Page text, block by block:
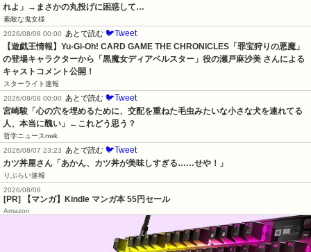
れよ」→まさかの丸投げに困惑して…
素敵な鬼女様
2026/08/08 00:00
あとで読む 🐦Tweet
【遊戯王情報】Yu-Gi-Oh! CARD GAME THE CHRONICLES「罪宝狩りの悪魔」
の登場キャラクターから「黒魔女ディアベルスター」役の瀬戸麻沙美 さんによる
キャストコメント公開！
スターライト速報
2026/08/08 00:00
あとで読む 🐦Tweet
宮崎駿「心の穴を埋めるために、交配を重ねた毛虫みたいな小さな犬を連れてる
人、本当に醜い」←これどう思う？
哲学ニュースnwk
2026/08/07 23:23
あとで読む 🐦Tweet
カツ丼屋さん「あかん、カツ丼が美味しすぎる……せや！」
りぷらい速報
2026/08/08
[PR] 【マンガ】Kindle マンガ本 55円セール
Amazon